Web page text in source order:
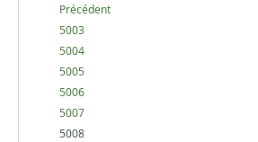
Précédent
5003
5004
5005
5006
5007
5008